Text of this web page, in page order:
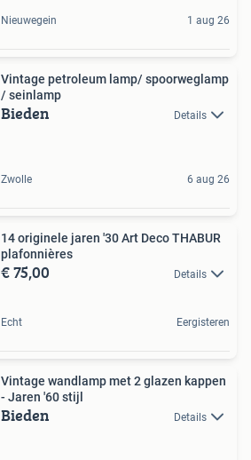
Nieuwegein 1 aug 26
Vintage petroleum lamp/ spoorweglamp
/ seinlamp
Bieden Details
Zwolle 6 aug 26
14 originele jaren '30 Art Deco THABUR
plafonnières
€ 75,00 Details
Echt Eergisteren
Vintage wandlamp met 2 glazen kappen
- Jaren '60 stijl
Bieden Details